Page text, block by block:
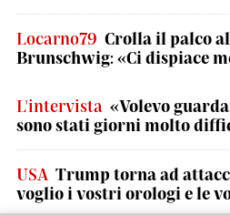
Locarno79 Crolla il palco
Brunschwig: «Ci dispiace
L'intervista «Volevo
sono stati giorni molto
USA Trump torna ad
voglio i vostri orologi e le